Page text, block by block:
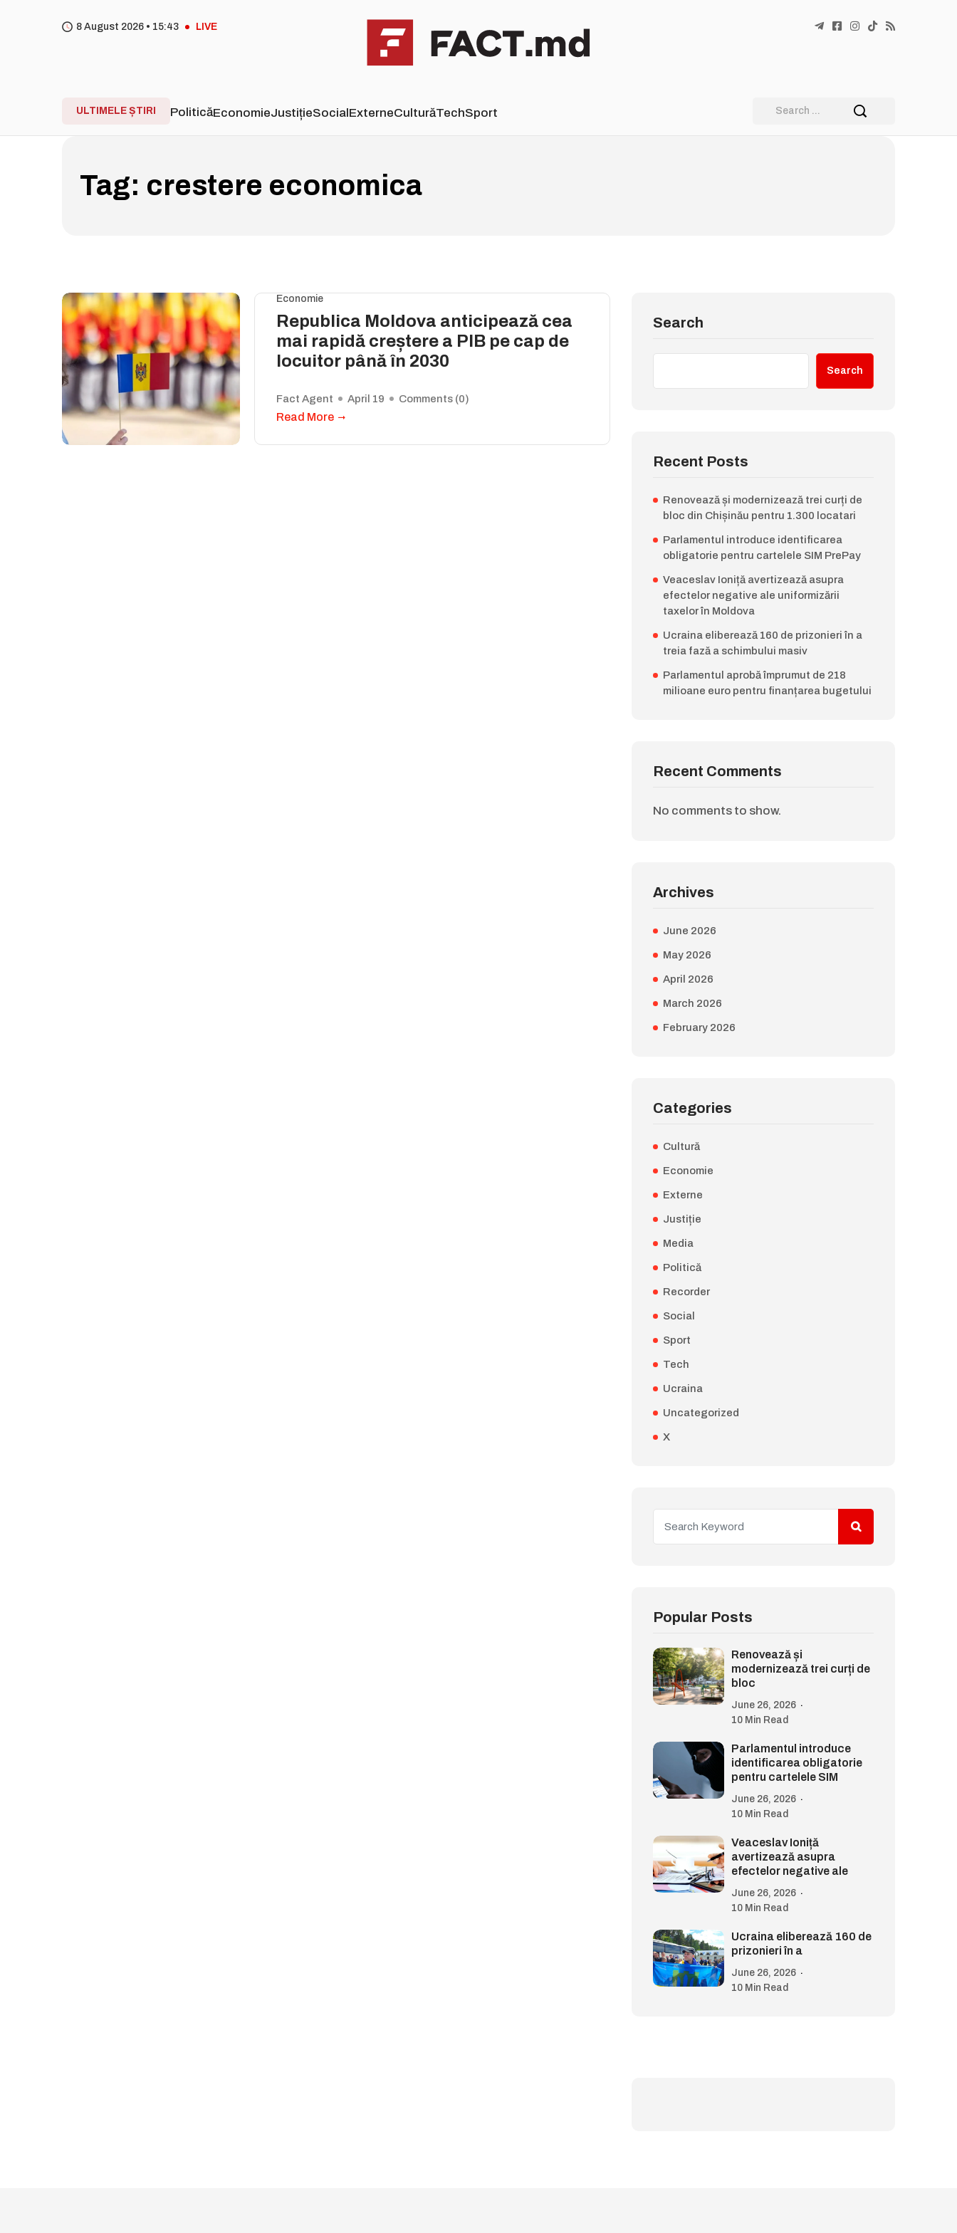
8 August 2026 • 15:43 LIVE
ULTIMELE ȘTIRI PoliticăEconomieJustițieSocialExterneCulturăTechSport
Tag: crestere economica
Economie
Republica Moldova anticipează cea
mai rapidă creștere a PIB pe cap de
locuitor până în 2030
Fact Agent April 19 Comments (0)
Read More
Search
Search
Recent Posts
Renovează și modernizează trei curți de
bloc din Chișinău pentru 1.300 locatari
Parlamentul introduce identificarea
obligatorie pentru cartelele SIM PrePay
Veaceslav Ioniță avertizează asupra
efectelor negative ale uniformizării
taxelor în Moldova
Ucraina eliberează 160 de prizonieri în a
treia fază a schimbului masiv
Parlamentul aprobă împrumut de 218
milioane euro pentru finanțarea bugetului
Recent Comments
No comments to show.
Archives
June 2026
May 2026
April 2026
March 2026
February 2026
Categories
Cultură
Economie
Externe
Justiție
Media
Politică
Recorder
Social
Sport
Tech
Ucraina
Uncategorized
X
Popular Posts
Renovează și
modernizează trei curți de
bloc
June 26, 2026
10 Min Read
Parlamentul introduce
identificarea obligatorie
pentru cartelele SIM
June 26, 2026
10 Min Read
Veaceslav Ioniță
avertizează asupra
efectelor negative ale
June 26, 2026
10 Min Read
Ucraina eliberează 160 de
prizonieri în a
June 26, 2026
10 Min Read